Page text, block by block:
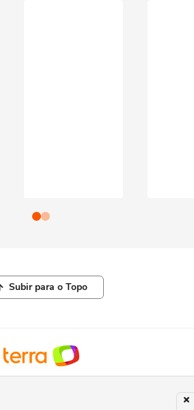
Subir para o Topo